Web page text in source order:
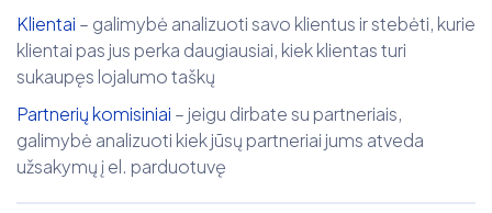
Klientai – galimybė analizuoti savo klientus ir stebėti, kurie
klientai pas jus perka daugiausiai, kiek klientas turi
sukaupęs lojalumo taškų
Partnerių komisiniai – jeigu dirbate su partneriais,
galimybė analizuoti kiek jūsų partneriai jums atveda
užsakymų į el. parduotuvę